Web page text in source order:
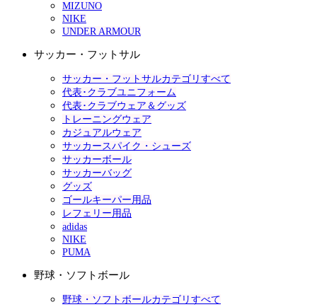
MIZUNO
NIKE
UNDER ARMOUR
サッカー・フットサル
サッカー・フットサルカテゴリすべて
代表･クラブユニフォーム
代表･クラブウェア＆グッズ
トレーニングウェア
カジュアルウェア
サッカースパイク・シューズ
サッカーボール
サッカーバッグ
グッズ
ゴールキーパー用品
レフェリー用品
adidas
NIKE
PUMA
野球・ソフトボール
野球・ソフトボールカテゴリすべて